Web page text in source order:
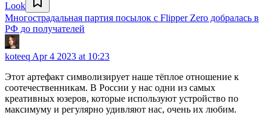
Look
Многострадальная партия посылок с Flipper Zero добралась в
РФ до получателей
koteeq Apr 4 2023 at 10:23
Этот артефакт символизирует наше тёплое отношение к
соотечественникам. В России у нас одни из самых
креативных юзеров, которые используют устройство по
максимуму и регулярно удивляют нас, очень их любим.